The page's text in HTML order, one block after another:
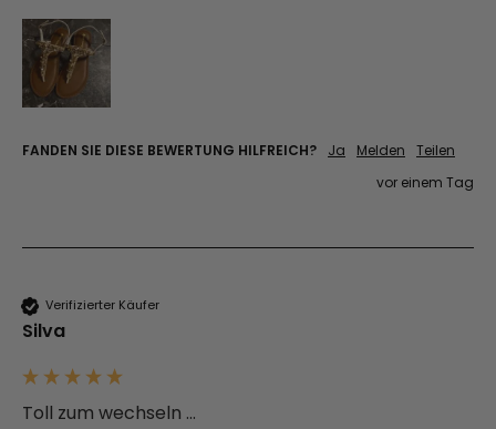
FANDEN SIE DIESE BEWERTUNG HILFREICH? Ja Melden
Teilen
vor einem Tag
Verifizierter Käufer
Silva
Toll zum wechseln ...